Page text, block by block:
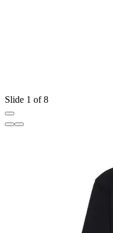
Slide 1 of 8